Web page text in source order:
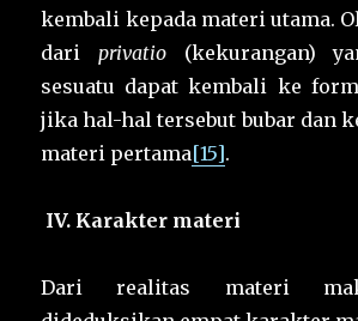
kembali kepada materi utama.
dari privatio(kekurangan)
sesuatu dapat kembali ke
jika hal-hal tersebut bubar dan
materi pertama[15].
IV. Karakter materi
Dari realitas materi